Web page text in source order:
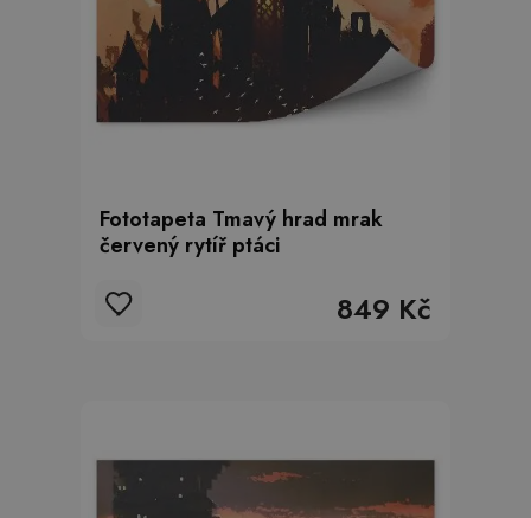
Fototapeta Tmavý hrad mrak
červený rytíř ptáci
849 Kč